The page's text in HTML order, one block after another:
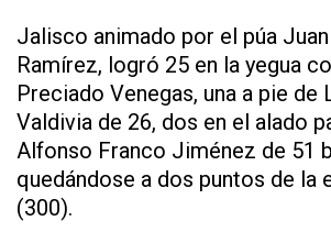
Jalisco animado por el púa
Ramírez, logró 25 en la yegua
Preciado Venegas, una a pie de
Valdivia de 26, dos en el alado
Alfonso Franco Jiménez de 51
quedándose a dos puntos de la
(300).